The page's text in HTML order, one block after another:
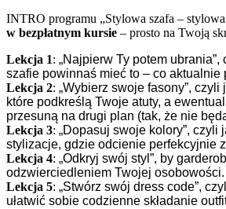
INTRO programu „Stylowa szafa –
w bezpłatnym kursie – prosto na Twoją
Lekcja 1: „Najpierw Ty potem
szafie powinnaś mieć to – co aktualnie
Lekcja 2: „Wybierz swoje fasony”,
które podkreślą Twoje atuty, a
przesuną na drugi plan (tak, że nie
Lekcja 3: „Dopasuj swoje kolory”, czyli
stylizacje, gdzie odcienie perfekcyjnie
Lekcja 4: „Odkryj swój styl”, by
odzwierciedleniem Twojej osobowości.
Lekcja 5: „Stwórz swój dress code”,
ułatwić sobie codzienne składanie